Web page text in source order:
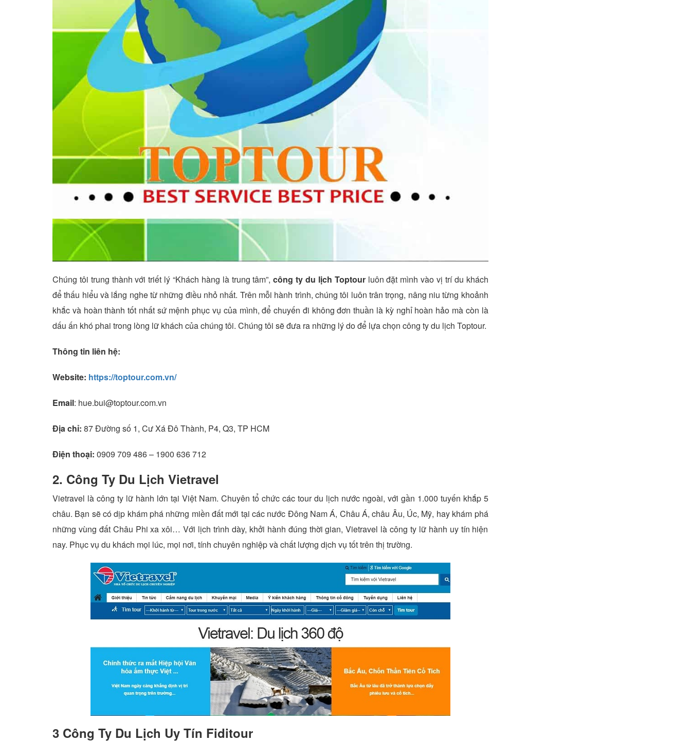
Chúng tôi trung thành với triết lý “Khách hàng là trung tâm”,công ty du lịch Toptourluôn đặt mình vào vị trí du khách
để thấu hiểu và lắng nghe từ những điều nhỏ nhất. Trên mỗi hành trình, chúng tôi luôn trân trọng, nâng niu từng khoảnh
khắc và hoàn thành tốt nhất sứ mệnh phục vụ của mình, để chuyến đi không đơn thuần là kỳ nghỉ hoàn hảo mà còn là
dấu ấn khó phai trong lòng lữ khách của chúng tôi. Chúng tôi sẽ đưa ra những lý do để lựa chọn công ty du lịch Toptour.
Thông tin liên hệ:
Website: https://toptour.com.vn/
Email: hue.bui@toptour.com.vn
Địa chỉ: 87 Đường số 1, Cư Xá Đô Thành, P4, Q3, TP HCM
Điện thoại: 0909 709 486 – 1900 636 712
2. Công Ty Du Lịch Vietravel
Vietravel là công ty lữ hành lớn tại Việt Nam. Chuyên tổ chức các tour du lịch nước ngoài, với gần 1.000 tuyến khắp 5
châu. Bạn sẽ có dịp khám phá những miền đất mới tại các nước Đông Nam Á, Châu Á, châu Âu, Úc, Mỹ, hay khám phá
những vùng đất Châu Phi xa xôi… Với lịch trình dày, khởi hành đúng thời gian, Vietravel là công ty lữ hành uy tín hiện
nay. Phục vụ du khách mọi lúc, mọi nơi, tính chuyên nghiệp và chất lượng dịch vụ tốt trên thị trường.
3 Công Ty Du Lịch Uy Tín Fiditour